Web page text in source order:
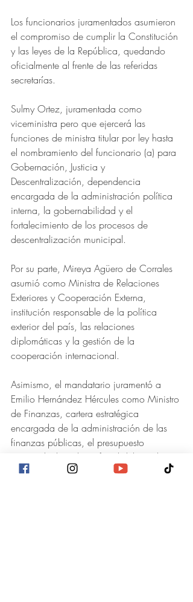
Los funcionarios juramentados asumieron
el compromiso de cumplir la Constitución
y las leyes de la República, quedando
oficialmente al frente de las referidas
secretarías.
Sulmy Ortez, juramentada como
viceministra pero que ejercerá las
funciones de ministra titular por ley hasta
el nombramiento del funcionario (a) para
Gobernación, Justicia y
Descentralización, dependencia
encargada de la administración política
interna, la gobernabilidad y el
fortalecimiento de los procesos de
descentralización municipal.
Por su parte, Mireya Agüero de Corrales
asumió como Ministra de Relaciones
Exteriores y Cooperación Externa,
institución responsable de la política
exterior del país, las relaciones
diplomáticas y la gestión de la
cooperación internacional.
Asimismo, el mandatario juramentó a
Emilio Hernández Hércules como Ministro
de Finanzas, cartera estratégica
encargada de la administración de las
finanzas públicas, el presupuesto
nacional y la política fiscal del Estado.